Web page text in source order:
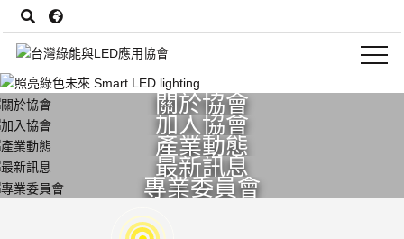
關於協會
加入協會
產業動態
最新訊息
專業委員會